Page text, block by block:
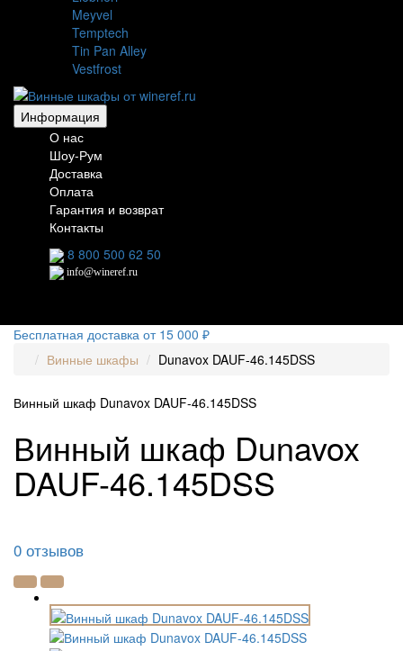
Meyvel
Temptech
Tin Pan Alley
Vestfrost
Информация
О нас
Шоу-Рум
Доставка
Оплата
Гарантия и возврат
Контакты
8 800 500 62 50
info@wineref.ru
Бесплатная доставка от 15 000 ₽
Винные шкафы
Dunavox DAUF-46.145DSS
Винный шкаф Dunavox DAUF-46.145DSS
Винный шкаф Dunavox
DAUF-46.145DSS
0 отзывов